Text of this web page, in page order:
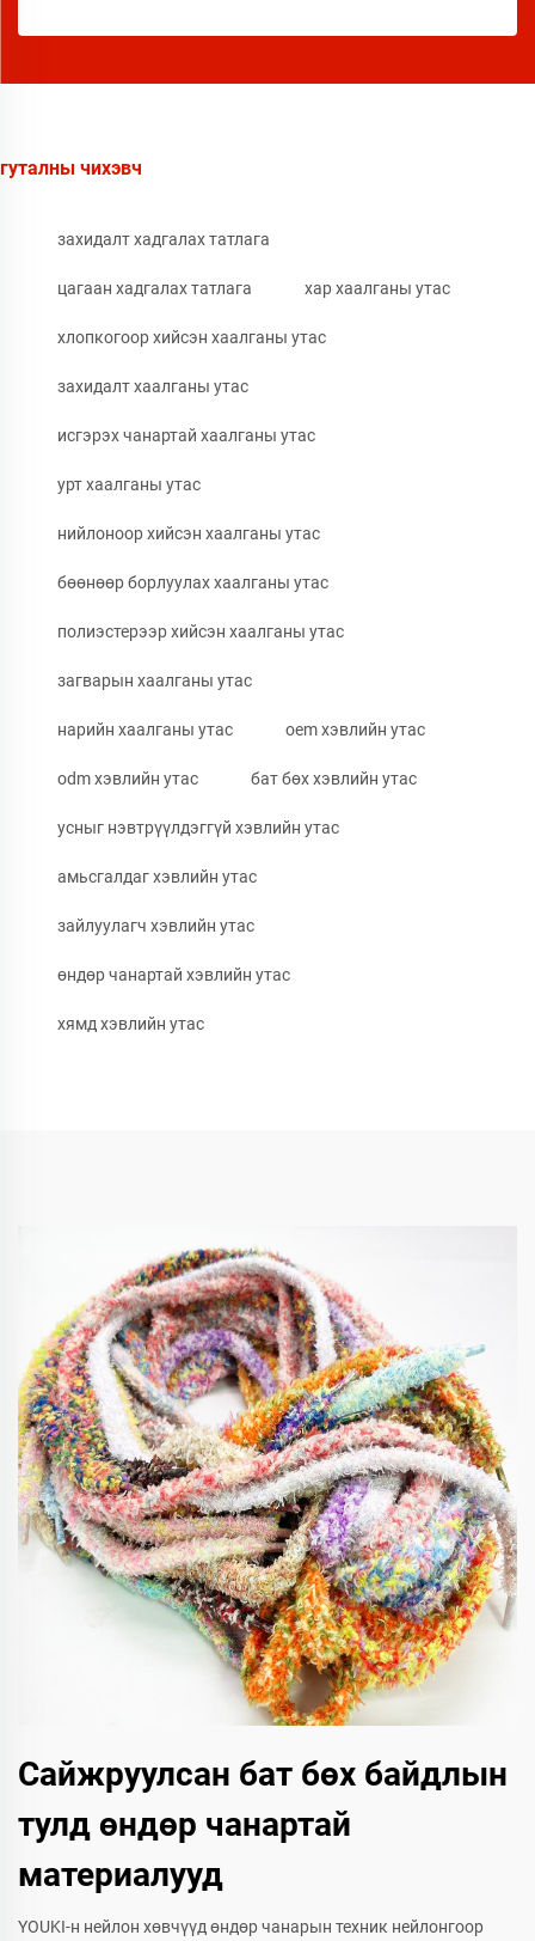
гуталны чихэвч
захидалт хадгалах татлага
цагаан хадгалах татлага хар хаалганы утас
хлопкогоор хийсэн хаалганы утас
захидалт хаалганы утас
исгэрэх чанартай хаалганы утас
урт хаалганы утас
нийлоноор хийсэн хаалганы утас
бөөнөөр борлуулах хаалганы утас
полиэстерээр хийсэн хаалганы утас
загварын хаалганы утас
нарийн хаалганы утас oem хэвлийн утас
odm хэвлийн утас бат бөх хэвлийн утас
усныг нэвтрүүлдэггүй хэвлийн утас
амьсгалдаг хэвлийн утас
зайлуулагч хэвлийн утас
өндөр чанартай хэвлийн утас
хямд хэвлийн утас
Сайжруулсан бат бөх байдлын
тулд өндөр чанартай
материалууд
YOUKI-н нейлон хөвчүүд өндөр чанарын техник нейлонгоор